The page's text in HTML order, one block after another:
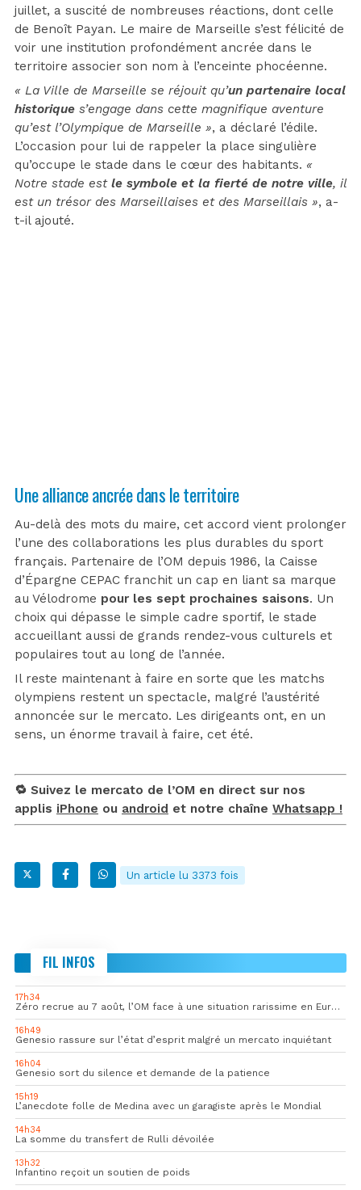
juillet, a suscité de nombreuses réactions, dont celle
de Benoît Payan. Le maire de Marseille s’est félicité de
voir une institution profondément ancrée dans le
territoire associer son nom à l’enceinte phocéenne.
« La Ville de Marseille se réjouit qu’un partenaire local
historique s’engage dans cette magnifique aventure
qu’est l’Olympique de Marseille », a déclaré l’édile.
L’occasion pour lui de rappeler la place singulière
qu’occupe le stade dans le cœur des habitants. «
Notre stade est le symbole et la fierté de notre ville, il
est un trésor des Marseillaises et des Marseillais », a-
t-il ajouté.
Une alliance ancrée dans le territoire
Au-delà des mots du maire, cet accord vient prolonger
l’une des collaborations les plus durables du sport
français. Partenaire de l’OM depuis 1986, la Caisse
d’Épargne CEPAC franchit un cap en liant sa marque
au Vélodrome pour les sept prochaines saisons. Un
choix qui dépasse le simple cadre sportif, le stade
accueillant aussi de grands rendez-vous culturels et
populaires tout au long de l’année.
Il reste maintenant à faire en sorte que les matchs
olympiens restent un spectacle, malgré l’austérité
annoncée sur le mercato. Les dirigeants ont, en un
sens, un énorme travail à faire, cet été.
🔁 Suivez le mercato de l’OM en direct sur nos
applis iPhone ou android et notre chaîne Whatsapp !
Un article lu 3373 fois
FIL INFOS
17h34
Zéro recrue au 7 août, l’OM face à une situation rarissime en Europe
16h49
Genesio rassure sur l’état d’esprit malgré un mercato inquiétant
16h04
Genesio sort du silence et demande de la patience
15h19
L’anecdote folle de Medina avec un garagiste après le Mondial
14h34
La somme du transfert de Rulli dévoilée
13h32
Infantino reçoit un soutien de poids